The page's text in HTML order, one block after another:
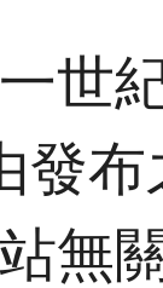
世
發
無